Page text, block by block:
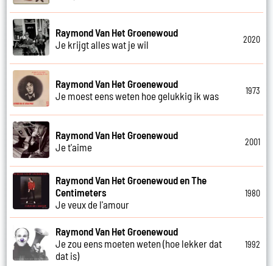
Raymond Van Het Groenewoud
Je krijgt alles wat je wil
2020
Raymond Van Het Groenewoud
Je moest eens weten hoe gelukkig ik was
1973
Raymond Van Het Groenewoud
Je t'aime
2001
Raymond Van Het Groenewoud en The
Centimeters
Je veux de l'amour
1980
Raymond Van Het Groenewoud
Je zou eens moeten weten (hoe lekker dat
dat is)
1992